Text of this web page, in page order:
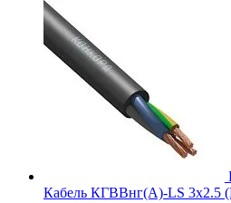
Кабель КГВВнг(А)-LS 3х2.5